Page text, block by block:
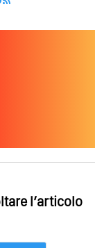
l’articolo